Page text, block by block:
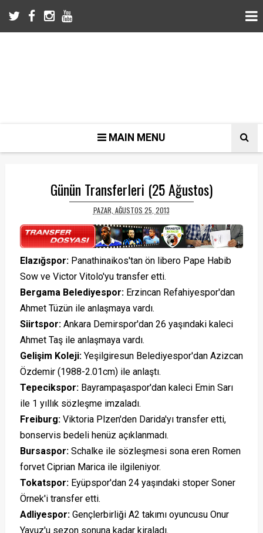
MAIN MENU
Günün Transferleri (25 Ağustos)
PAZAR, AĞUSTOS 25, 2013
Elazığspor:Panathinaikos'tan ön libero Pape Habib
Sow ve Victor Vitolo'yu transfer etti.
Bergama Belediyespor:Erzincan Refahiyespor'dan
Ahmet Tüzün ile anlaşmaya vardı.
Siirtspor:Ankara Demirspor'dan 26 yaşındaki kaleci
Ahmet Taş ile anlaşmaya vardı.
Gelişim Koleji:Yeşilgiresun Belediyespor'dan Azizcan
Özdemir (1988-2.01cm) ile anlaştı.
Tepecikspor:Bayrampaşaspor'dan kaleci Emin Sarı
ile 1 yıllık sözleşme imzaladı.
Freiburg:Viktoria Plzen'den Darida'yı transfer etti,
bonservis bedeli henüz açıklanmadı.
Bursaspor:Schalke ile sözleşmesi sona eren Romen
forvet Ciprian Marica ile ilgileniyor.
Tokatspor:Eyüpspor'dan 24 yaşındaki stoper Soner
Örnek'i transfer etti.
Adliyespor:Gençlerbirliği A2 takımı oyuncusu Onur
Yavuz'u sezon sonuna kadar kiraladı.